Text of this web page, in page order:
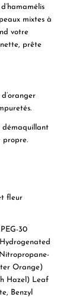
mixtes à
votre
prête
démaquillant
propre.
fleur
30
Orange)
Hazel) Leaf
Benzyl